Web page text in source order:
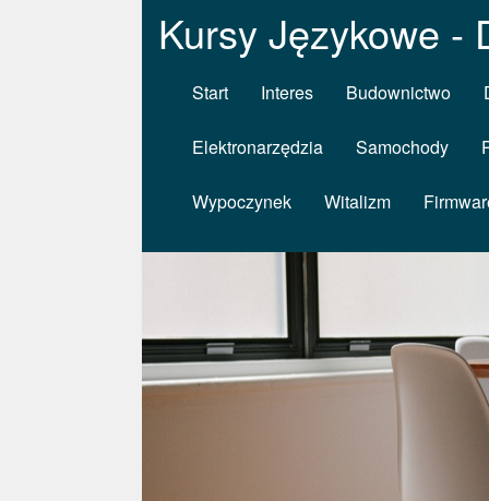
Kursy Językowe -
Start Interes Budownictwo
Elektronarzędzia Samochody
Wypoczynek Witalizm